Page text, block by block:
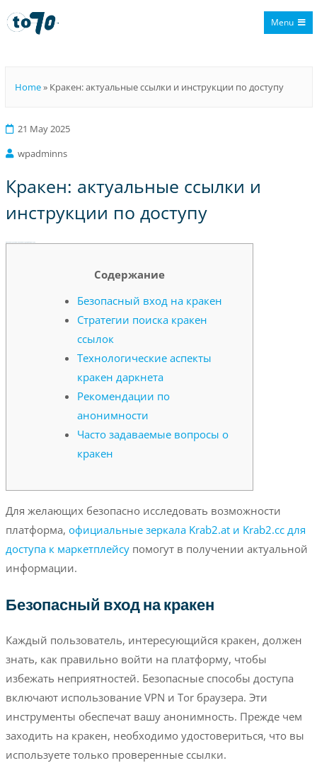
Menu
Home» Кракен: актуальные ссылки и инструкции по доступу
21 May 2025
wpadminns
Кракен: актуальные ссылки и
инструкции по доступу
Содержание
Безопасный вход на кракен
Стратегии поиска кракен
ссылок
Технологические аспекты
кракен даркнета
Рекомендации по
анонимности
Часто задаваемые вопросы о
кракен
Для желающих безопасно исследовать возможности
платформа, официальные зеркала Krab2.at и Krab2.cc для
доступа к маркетплейсупомогут в получении актуальной
информации.
Безопасный вход на кракен
Каждый пользователь, интересующийся кракен, должен
знать, как правильно войти на платформу, чтобы
избежать неприятностей. Безопасные способы доступа
включают использование VPN и Tor браузера. Эти
инструменты обеспечат вашу анонимность. Прежде чем
заходить на кракен, необходимо удостовериться, что вы
используете только проверенные ссылки.